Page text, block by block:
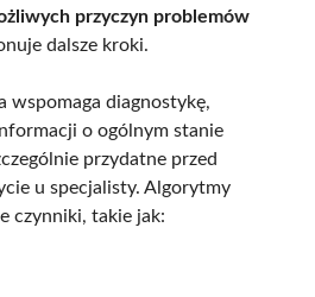
przyczyn problemów
dalsze kroki.
wspomaga diagnostykę,
o ogólnym stanie
przydatne przed
u specjalisty. Algorytmy
czynniki, takie jak: